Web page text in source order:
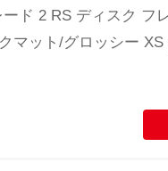
ード 2 RS ディスク フ
マット/グロッシー